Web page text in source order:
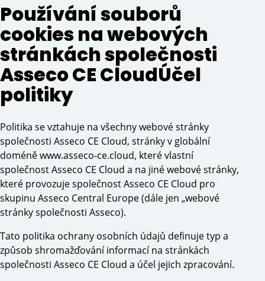
Používání souborů
cookies na webových
stránkách společnosti
Asseco CE CloudÚčel
politiky
Politika se vztahuje na všechny webové stránky
společnosti Asseco CE Cloud, stránky v globální
doméně www.asseco-ce.cloud, které vlastní
společnost Asseco CE Cloud a na jiné webové stránky,
které provozuje společnost Asseco CE Cloud pro
skupinu Asseco Central Europe (dále jen „webové
stránky společnosti Asseco).
Tato politika ochrany osobních údajů definuje typ a
způsob shromažďování informací na stránkách
společnosti Asseco CE Cloud a účel jejich zpracování.